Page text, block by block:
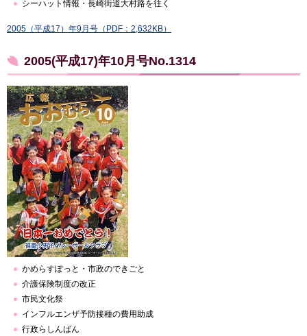
シーハット情報・長崎街道大村路を往く
2005（平成17）年9月号（PDF：2,632KB）
2005(平成17)年10月号No.1314
かめらすぽっと・市政のできごと
介護保険制度の改正
市民文化祭
インフルエンザ予防接種の費用助成
行政らしんばん